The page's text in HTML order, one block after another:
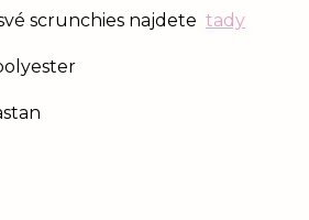
scrunchies najdete tady